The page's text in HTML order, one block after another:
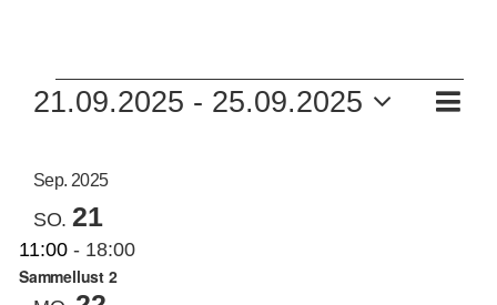
MUSEUM
KUNSTSCHULE
KRONBERGER MALERKOLONIE
VERANSTALTUNGEN
21.09.2025 - 25.09.2025
auswählen.
Sep. 2025
SO. 21
11:00 - 18:00
Sammellust 2